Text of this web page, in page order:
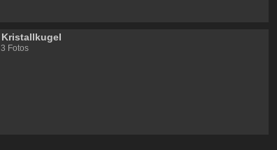
Kristallkugel
3 Fotos